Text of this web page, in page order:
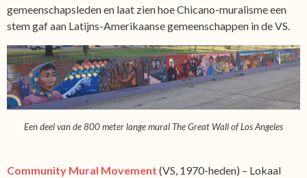
gemeenschapsleden en laat zien hoe Chicano-muralisme een
stem gaf aan Latijns-Amerikaanse gemeenschappen in de VS.
Een deel van de 800 meter lange mural The Great Wall of Los Angeles
Community Mural Movement (VS, 1970-heden) – Lokaal